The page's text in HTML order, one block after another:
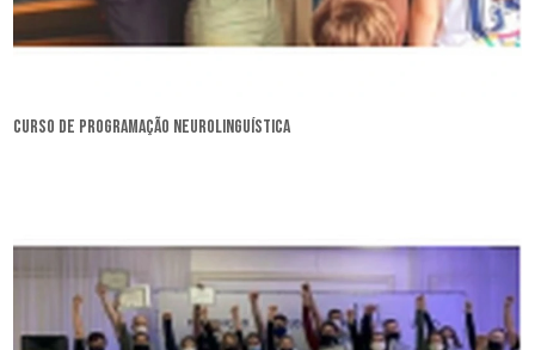
curso de programação neurolinguística